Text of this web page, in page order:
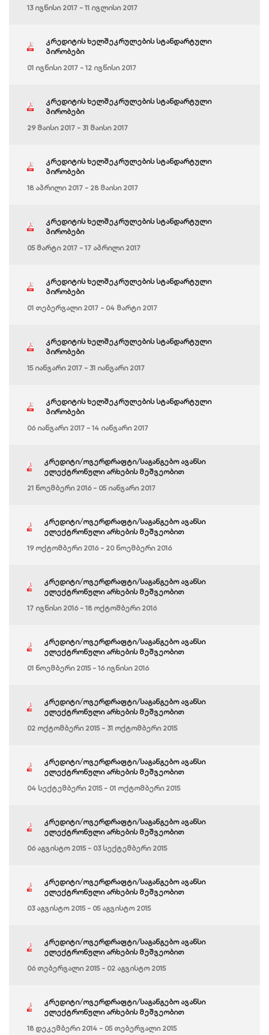
13 ივნისი 2017 - 11 ივლისი 2017
კრედიტის ხელშეკრულების სტანდარტული
პირობები
01 ივნისი 2017 - 12 ივნისი 2017
კრედიტის ხელშეკრულების სტანდარტული
პირობები
29 მაისი 2017 - 31 მაისი 2017
კრედიტის ხელშეკრულების სტანდარტული
პირობები
18 აპრილი 2017 - 28 მაისი 2017
კრედიტის ხელშეკრულების სტანდარტული
პირობები
05 მარტი 2017 - 17 აპრილი 2017
კრედიტის ხელშეკრულების სტანდარტული
პირობები
01 თებერვალი 2017 - 04 მარტი 2017
კრედიტის ხელშეკრულების სტანდარტული
პირობები
15 იანვარი 2017 - 31 იანვარი 2017
კრედიტის ხელშეკრულების სტანდარტული
პირობები
06 იანვარი 2017 - 14 იანვარი 2017
კრედიტი/ოვერდრაფტი/საგანგებო ავანსი
ელექტრონული არხების მეშვეობით
21 ნოემბერი 2016 - 05 იანვარი 2017
კრედიტი/ოვერდრაფტი/საგანგებო ავანსი
ელექტრონული არხების მეშვეობით
19 ოქტომბერი 2016 - 20 ნოემბერი 2016
კრედიტი/ოვერდრაფტი/საგანგებო ავანსი
ელექტრონული არხების მეშვეობით
17 ივნისი 2016 - 18 ოქტომბერი 2016
კრედიტი/ოვერდრაფტი/საგანგებო ავანსი
ელექტრონული არხების მეშვეობით
01 ნოემბერი 2015 - 16 ივნისი 2016
კრედიტი/ოვერდრაფტი/საგანგებო ავანსი
ელექტრონული არხების მეშვეობით
02 ოქტომბერი 2015 - 31 ოქტომბერი 2015
კრედიტი/ოვერდრაფტი/საგანგებო ავანსი
ელექტრონული არხების მეშვეობით
04 სექტემბერი 2015 - 01 ოქტომბერი 2015
კრედიტი/ოვერდრაფტი/საგანგებო ავანსი
ელექტრონული არხების მეშვეობით
06 აგვისტო 2015 - 03 სექტემბერი 2015
კრედიტი/ოვერდრაფტი/საგანგებო ავანსი
ელექტრონული არხების მეშვეობით
03 აგვისტო 2015 - 05 აგვისტო 2015
კრედიტი/ოვერდრაფტი/საგანგებო ავანსი
ელექტრონული არხების მეშვეობით
06 თებერვალი 2015 - 02 აგვისტო 2015
კრედიტი/ოვერდრაფტი/საგანგებო ავანსი
ელექტრონული არხების მეშვეობით
18 დეკემბერი 2014 - 05 თებერვალი 2015